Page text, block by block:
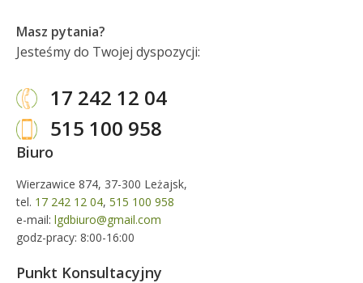
Masz pytania?
Jesteśmy do Twojej dyspozycji:
17 242 12 04
515 100 958
Biuro
Wierzawice 874, 37-300 Leżajsk,
tel. 17 242 12 04, 515 100 958
e-mail: lgdbiuro@gmail.com
godz-pracy: 8:00-16:00
Punkt Konsultacyjny